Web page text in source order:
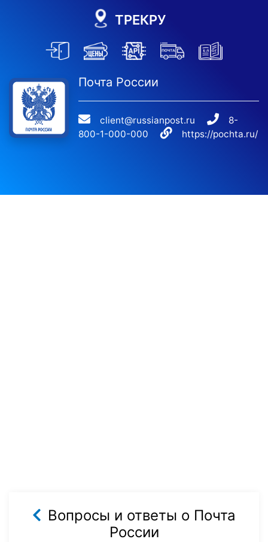
ТРЕКРУ
Почта России
client@russianpost.ru
8-
800-1-000-000
https://pochta.ru/
Вопросы и ответы о Почта
России